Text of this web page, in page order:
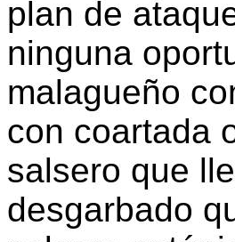
plan de
ninguna
malagueño
con coartada
salsero que
desgarbado